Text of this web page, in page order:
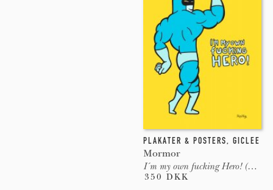
PLAKATER & POSTERS, GICLEE
Mormor
I´m my own fucking Hero! (Yellow)
350 DKK